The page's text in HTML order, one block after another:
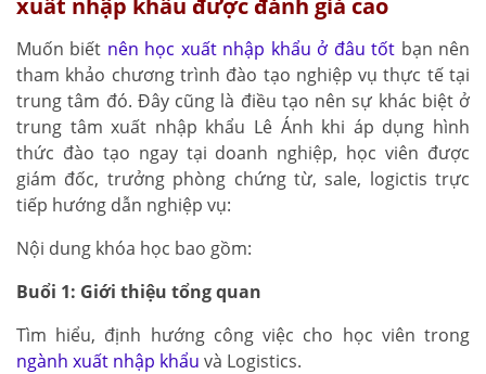
Muốn biết nên học xuất nhập khẩu ở đâu tốt bạn nên
tham khảo chương trình đào tạo nghiệp vụ thực tế tại
trung tâm đó. Đây cũng là điều tạo nên sự khác biệt ở
trung tâm xuất nhập khẩu Lê Ánh khi áp dụng hình
thức đào tạo ngay tại doanh nghiệp, học viên được
giám đốc, trưởng phòng chứng từ, sale, logictis trực
tiếp hướng dẫn nghiệp vụ:
Nội dung khóa học bao gồm:
Buổi 1: Giới thiệu tổng quan
Tìm hiểu, định hướng công việc cho học viên trong
ngành xuất nhập khẩu và Logistics.